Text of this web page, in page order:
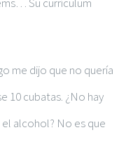
me dijo que no quería
10 cubatas. ¿No hay
alcohol? No es que